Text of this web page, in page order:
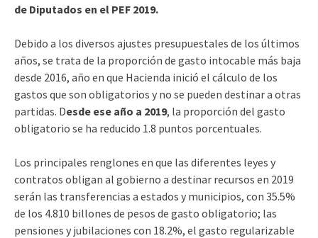
de Diputados en el PEF 2019.
Debido a los diversos ajustes presupuestales de los últimos
años, se trata de la proporción de gasto intocable más baja
desde 2016, año en que Hacienda inició el cálculo de los
gastos que son obligatorios y no se pueden destinar a otras
partidas. Desde ese año a 2019, la proporción del gasto
obligatorio se ha reducido 1.8 puntos porcentuales.
Los principales renglones en que las diferentes leyes y
contratos obligan al gobierno a destinar recursos en 2019
serán las transferencias a estados y municipios, con 35.5%
de los 4.810 billones de pesos de gasto obligatorio; las
pensiones y jubilaciones con 18.2%, el gasto regularizable